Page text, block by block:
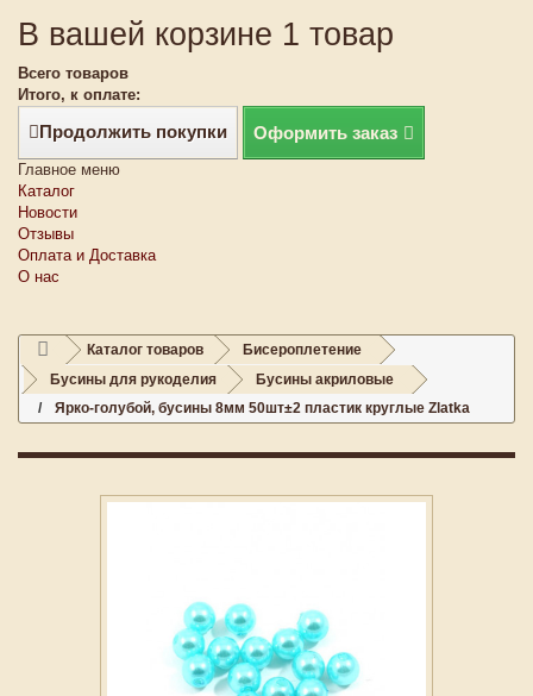
В вашей корзине 1 товар
Всего товаров
Итого, к оплате:
Продолжить покупки Оформить заказ
Главное меню
Каталог
Новости
Отзывы
Оплата и Доставка
О нас
Каталог товаров
Бисероплетение
Бусины для рукоделия
Бусины акриловые
Ярко-голубой, бусины 8мм 50шт±2 пластик круглые Zlatka